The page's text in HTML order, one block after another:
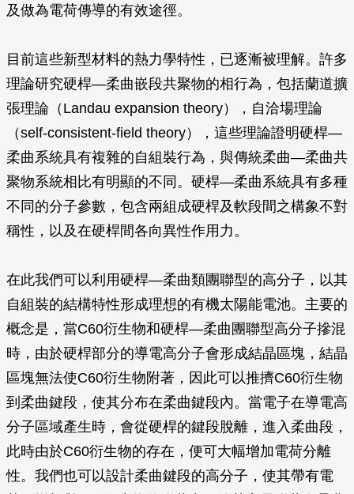
及做為電荷傳導的有效途徑。
目前這些新型材料的熱力學特性，已逐漸被理解。許多
理論研究硬桿—柔曲嵌段共聚物的相行為，包括蘭道擴
張理論（Landau expansion theory），自洽場理論
（self-consistent-field theory），這些理論證明硬桿—
柔曲系統具有複雜的自組裝行為，與傳統柔曲—柔曲共
聚物系統相比有明顯的不同。硬桿—柔曲系統具有多種
不同的分子參數，包含兩組成硬桿及軟段間之構象不對
稱性，以及在硬桿間各向異性作用力。
在此我們可以利用硬桿—柔曲類團聯型的高分子，以其
自組裝的結構特性形成理想的有機太陽能電池。主要的
概念是，當C60衍生物和硬桿—柔曲團聯型高分子摻混
時，由於硬桿部分的導電高分子會形成結晶區塊，結晶
區塊無法使C60衍生物附著，因此可以推擠C60衍生物
到柔曲鍵段，使其分布在柔曲鍵段內。當電子在導電高
分子區域產生時，會從硬桿的鍵段脫離，進入柔曲段，
此時由於C60衍生物的存在，便可大幅增加電荷分離
性。我們也可以設計柔曲鍵段的高分子，使其帶有電